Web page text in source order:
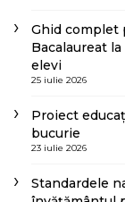
Ghid complet
Bacalaureat
elevi
25 iulie 2026
Proiect
bucurie
23 iulie 2026
Standardele